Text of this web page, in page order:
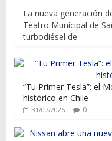
La nueva generación
Teatro Municipal de
turbodiésel de
“Tu Primer Tesla”: el
histórico en Chile
31/07/2026 0